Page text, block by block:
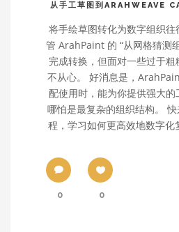
从手工草图到ARAHWEAVE
将手绘草图转化为数字组织
管 ArahPaint 的 “从网格猜测
完成转换，但面对一些过于
不从心。 好消息是，
配使用时，能为你提供强大
哪怕是最复杂的组织结构。
程，学习如何更高效地数字化
0 0